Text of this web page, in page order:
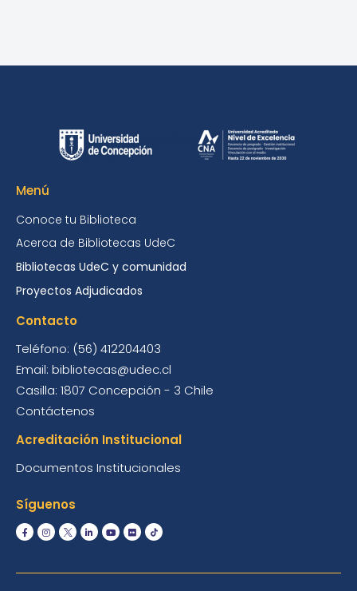
Menú
Conoce tu Biblioteca
Acerca de Bibliotecas UdeC
Bibliotecas UdeC y comunidad
Proyectos Adjudicados
Contacto
Teléfono: (56) 412204403
Email: bibliotecas@udec.cl
Casilla: 1807 Concepción - 3 Chile
Contáctenos
Acreditación Institucional
Documentos Institucionales
Síguenos